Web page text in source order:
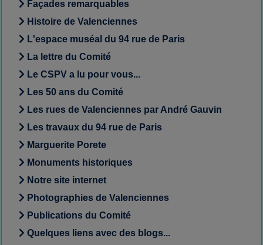
Façades remarquables
Histoire de Valenciennes
L'espace muséal du 94 rue de Paris
La lettre du Comité
Le CSPV a lu pour vous...
Les 50 ans du Comité
Les rues de Valenciennes par André Gauvin
Les travaux du 94 rue de Paris
Marguerite Porete
Monuments historiques
Notre site internet
Photographies de Valenciennes
Publications du Comité
Quelques liens avec des blogs...